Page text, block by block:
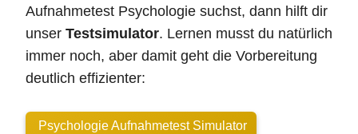
Aufnahmetest Psychologie suchst, dann hilft dir
unser Testsimulator. Lernen musst du natürlich
immer noch, aber damit geht die Vorbereitung
deutlich effizienter:
Psychologie Aufnahmetest Simulator